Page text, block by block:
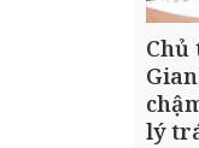
Chủ
lý